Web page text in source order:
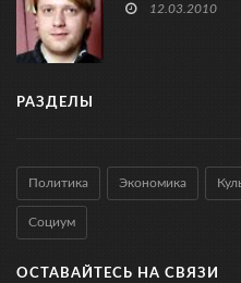
12.03.2010
РАЗДЕЛЫ
Политика Экономика
Социум
ОСТАВАЙТЕСЬ НА СВЯЗИ